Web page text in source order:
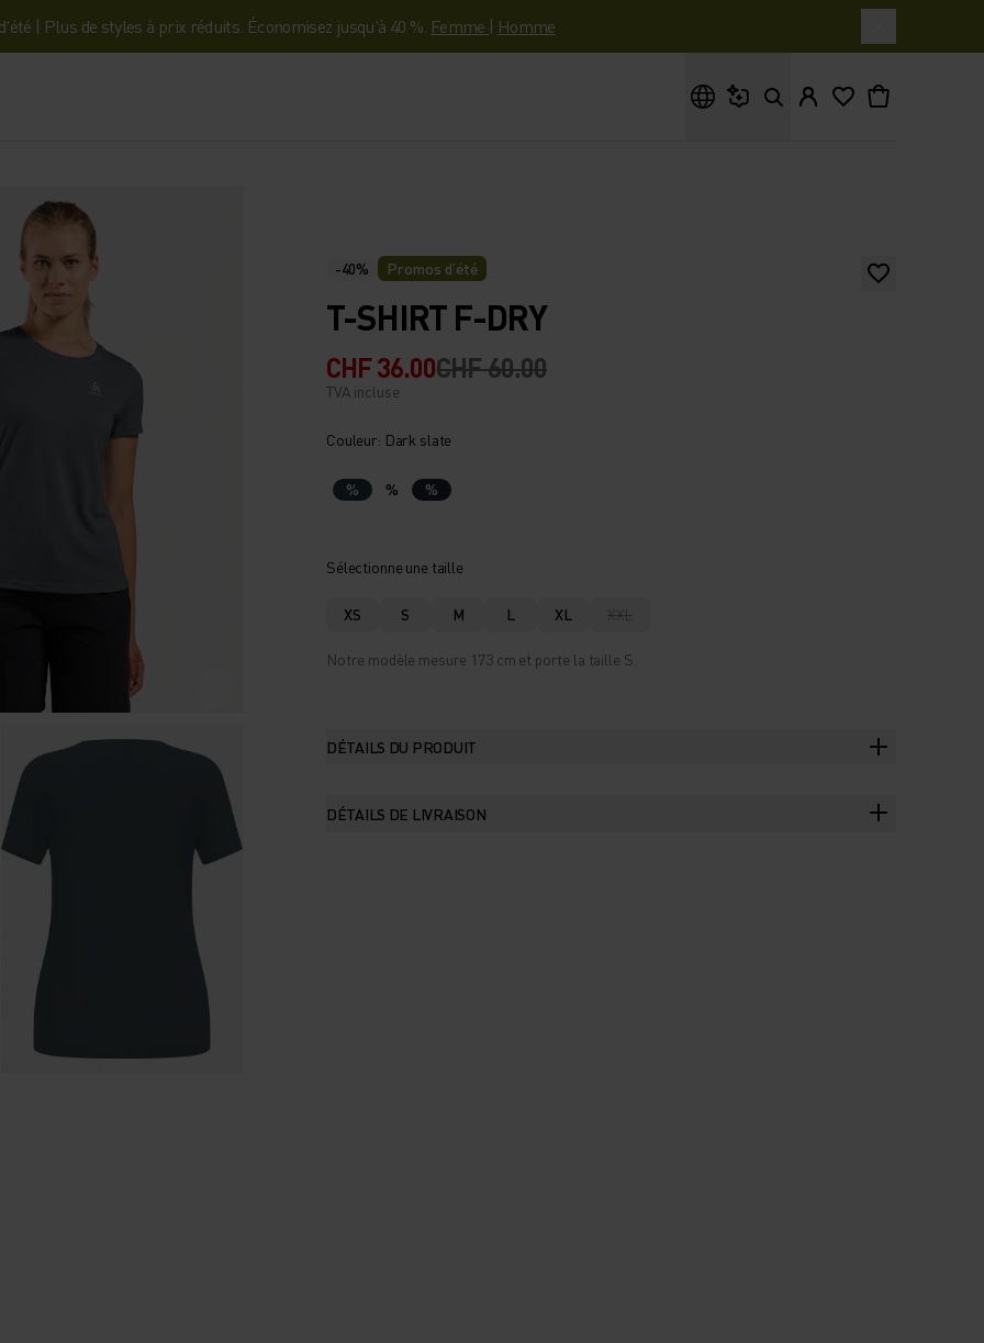
| Plus de styles à prix réduits. Économisez jusqu'à 40 %. Femme | Homme
-40% Promos d’été
T-SHIRT F-DRY
CHF 36.00CHF 60.00
TVA incluse
Couleur: Dark slate
% % %
Sélectionne une taille
XS S M L XL XXL
Notre modèle mesure 173 cm et porte la taille S.
DÉTAILS DU PRODUIT
DÉTAILS DE LIVRAISON